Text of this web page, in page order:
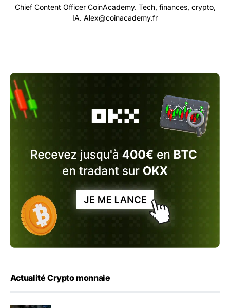
Chief Content Officer CoinAcademy. Tech, finances, crypto,
IA. Alex@coinacademy.fr
Actualité Crypto monnaie